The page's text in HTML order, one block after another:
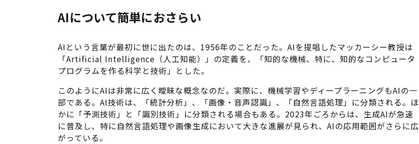
AIについて簡単におさらい
AIという言葉が最初に世に出たのは、1956年のことだった。AIを提唱したマッカーシー教授は
「Artificial Intelligence（人工知能）」の定義を、「知的な機械、特に、知的なコンピュータ
プログラムを作る科学と技術」とした。
このようにAIは非常に広く曖昧な概念なのだ。実際に、機械学習やディープラーニングもAIの一
部である。AI技術は、「統計分析」、「画像・音声認識」、「自然言語処理」に分類される。ほ
かに「予測技術」と「識別技術」に分類される場合もある。2023年ごろからは、生成AIが急速
に普及し、特に自然言語処理や画像生成において大きな進展が見られ、AIの応用範囲がさらに広
がっている。